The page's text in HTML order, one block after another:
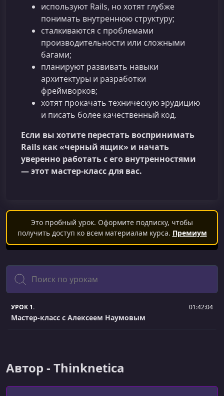
используют Rails, но хотят глубже
понимать внутреннюю структуру;
сталкиваются с проблемами
производительности или сложными
багами;
планируют развивать навыки
архитектуры и разработки
фреймворков;
хотят прокачать техническую эрудицию
и писать более качественный код.
Если вы хотите перестать воспринимать
Rails как «черный ящик» и начать
уверенно работать с его внутренностями
— этот мастер-класс для вас.
Это пробный урок. Оформите подписку, чтобы
получить доступ ко всем материалам курса. Премиум
Поиск
УРОК 1. 01:42:04
Мастер-класс с Алексеем Наумовым
Автор - Thinknetica